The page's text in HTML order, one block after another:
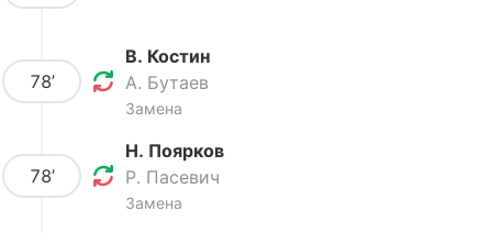
78’
В. Костин
А. Бутаев
Замена
78’
Н. Поярков
Р. Пасевич
Замена